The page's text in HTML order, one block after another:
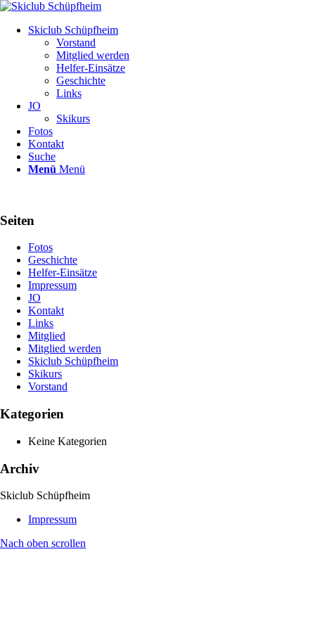
Skiclub Schüpfheim
Vorstand
Mitglied werden
Helfer-Einsätze
Geschichte
Links
JO
Skikurs
Fotos
Kontakt
Suche
Menü Menü
Seiten
Fotos
Geschichte
Helfer-Einsätze
Impressum
JO
Kontakt
Links
Mitglied
Mitglied werden
Skiclub Schüpfheim
Skikurs
Vorstand
Kategorien
Keine Kategorien
Archiv
Skiclub Schüpfheim
Impressum
Nach oben scrollen